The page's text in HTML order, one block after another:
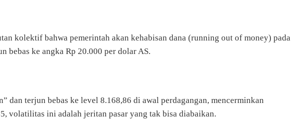
kolektif bahwa pemerintah akan kehabisan dana (running out of money) pada
bebas ke angka Rp 20.000 per dolar AS.
dan terjun bebas ke level 8.168,86 di awal perdagangan, mencerminkan
volatilitas ini adalah jeritan pasar yang tak bisa diabaikan.